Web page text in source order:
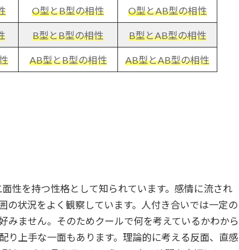
O型とB型の相性 O型とAB型の相性
B型とB型の相性 B型とAB型の相性
AB型とB型の相性 AB型とAB型の相性
性を持つ性格として知られています。感情に流され
の状況をよく観察しています。人付き合いでは一定の
みません。そのためクールで何を考えているかわから
り上手な一面もあります。理論的に考える反面、直感